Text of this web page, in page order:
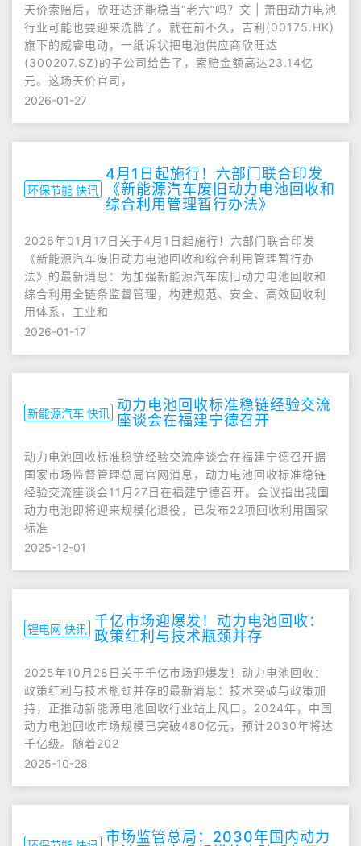
天价索赔后，欣旺达还能稳当“老六”吗？文 | 萧田动力电池
行业可能也要迎来洗牌了。就在前不久，吉利(00175.HK)
旗下的威睿电动，一纸诉状把电池供应商欣旺达
(300207.SZ)的子公司给告了，索赔金额高达23.14亿
元。这场天价官司，
2026-01-27
环保节能 快讯
4月1日起施行！六部门联合印发
《新能源汽车废旧动力电池回收和
综合利用管理暂行办法》
2026年01月17日关于4月1日起施行！六部门联合印发
《新能源汽车废旧动力电池回收和综合利用管理暂行办
法》的最新消息：为加强新能源汽车废旧动力电池回收和
综合利用全链条监督管理，构建规范、安全、高效回收利
用体系，工业和
2026-01-17
新能源汽车 快讯 动力电池回收标准稳链经验交流
座谈会在福建宁德召开
动力电池回收标准稳链经验交流座谈会在福建宁德召开据
国家市场监督管理总局官网消息，动力电池回收标准稳链
经验交流座谈会11月27日在福建宁德召开。会议指出我国
动力电池即将迎来规模化退役，已发布22项回收利用国家
标准
2025-12-01
锂电网 快讯 千亿市场迎爆发！动力电池回收：
政策红利与技术瓶颈并存
2025年10月28日关于千亿市场迎爆发！动力电池回收：
政策红利与技术瓶颈并存的最新消息：技术突破与政策加
持，正推动新能源电池回收行业站上风口。2024年，中国
动力电池回收市场规模已突破480亿元，预计2030年将达
千亿级。随着202
2025-10-28
市场监管总局：2030年国内动力